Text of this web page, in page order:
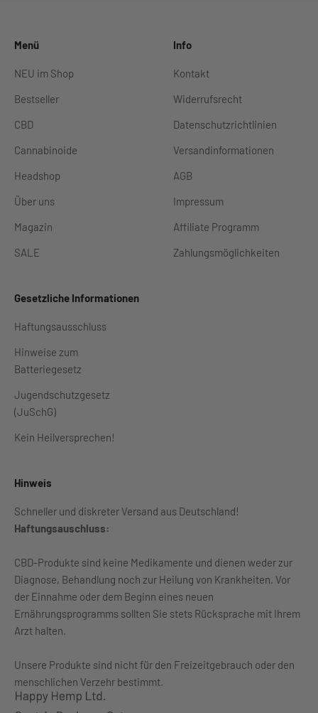
Menü
NEU im Shop
Bestseller
CBD
Cannabinoide
Headshop
Über uns
Magazin
SALE
Info
Kontakt
Widerrufsrecht
Datenschutzrichtlinien
Versandinformationen
AGB
Impressum
Affiliate Programm
Zahlungsmöglichkeiten
Gesetzliche Informationen
Haftungsausschluss
Hinweise zum
Batteriegesetz
Jugendschutzgesetz
(JuSchG)
Kein Heilversprechen!
Hinweis
Schneller und diskreter Versand aus Deutschland!
Haftungsauschluss:
CBD-Produkte sind keine Medikamente und dienen weder zur
Diagnose, Behandlung noch zur Heilung von Krankheiten. Vor
der Einnahme oder dem Beginn eines neuen
Ernährungsprogramms sollten Sie stets Rücksprache mit Ihrem
Arzt halten.
Unsere Produkte sind nicht für den Freizeitgebrauch oder den
menschlichen Verzehr bestimmt.